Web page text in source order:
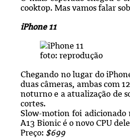
cooktop. Mas vamos falar
iPhone 11
foto: reprodução
Chegando no lugar do
duas câmeras, ambas com
noturno e a atualização de
cortes.
Slow-motion foi adicionado
A13 Bionic é o novo CPU
Preço: $699